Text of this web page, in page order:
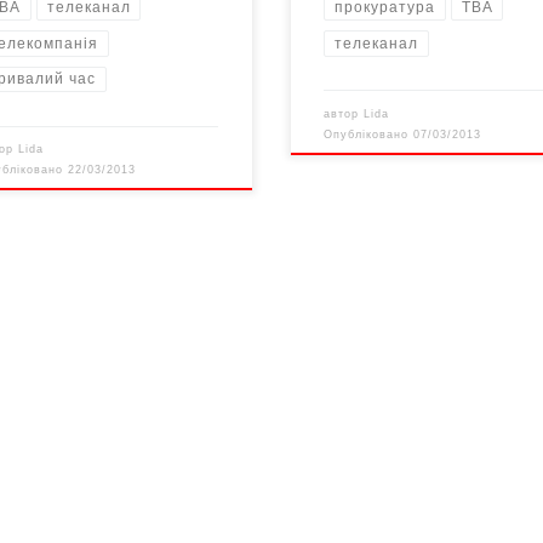
телеканал
час
Lida
22/03/2013
прокуратура ТВА
телеканал
автор
Lida
Опубліковано07/03/2013